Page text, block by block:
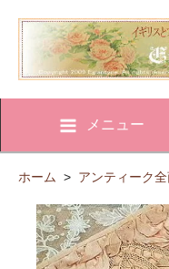
メニュー
ホーム > アンティーク